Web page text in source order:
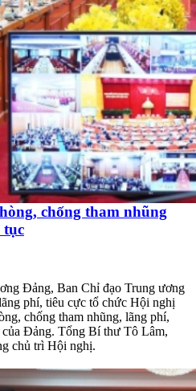
chống tham nhũng
tục
Đảng, Ban Chỉ đạo Trung ương
phí, tiêu cực tổ chức Hội nghị
chống tham nhũng, lãng phí,
Đảng. Tổng Bí thư Tô Lâm,
chủ trì Hội nghị.